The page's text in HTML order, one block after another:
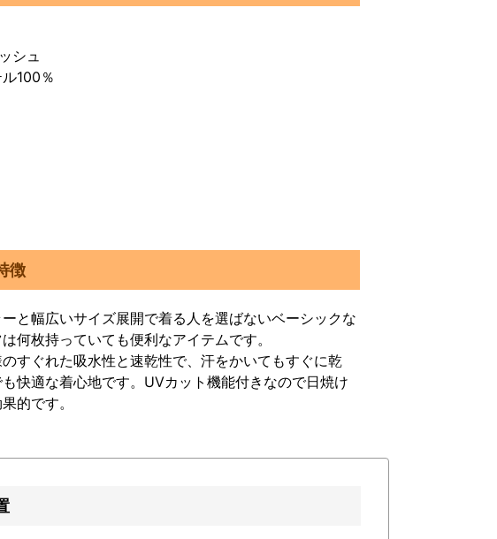
シュ
100％
徴
と幅広いサイズ展開で着る人を選ばないベーシックな
何枚持っていても便利なアイテムです。
のすぐれた吸水性と速乾性で、汗をかいてもすぐに乾
快適な着心地です。UVカット機能付きなので日焼け
的です。